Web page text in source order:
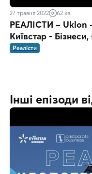
27 травня 2022 62 хв.
РЕАЛІСТИ – Uklon
Київстар -
Реалісти
Інші епізоди